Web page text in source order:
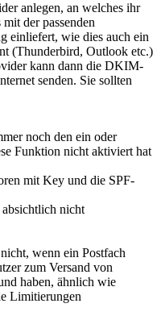
anlegen, an welches ihr
der passenden
einliefert, wie dies auch ein
(Thunderbird, Outlook etc.)
kann dann die DKIM-
senden. Sie sollten
noch den ein oder
Funktion nicht aktiviert hat
mit Key und die SPF-
nicht
wenn ein Postfach
zum Versand von
haben, ähnlich wie
Limitierungen